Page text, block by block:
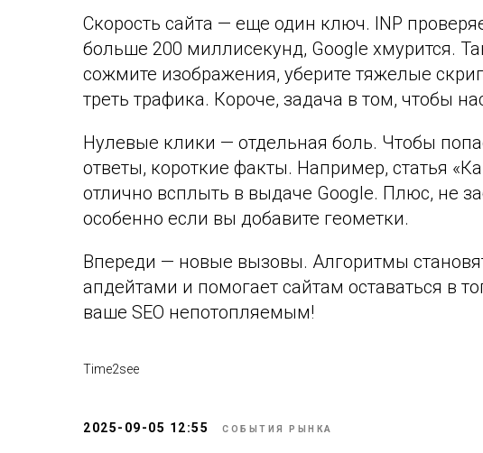
Скорость сайта — еще один ключ. INP
больше 200 миллисекунд, Google хмурится.
сожмите изображения, уберите тяжелые
треть трафика. Короче, задача в том, чтобы
Нулевые клики — отдельная боль. Чтобы
ответы, короткие факты. Например, статья
отлично всплыть в выдаче Google. Плюс, не
особенно если вы добавите геометки.
Впереди — новые вызовы. Алгоритмы
апдейтами и помогает сайтам оставаться в
ваше SEO непотопляемым!
Time2see
2025-09-05 12:55 СОБЫТИЯ РЫНКА